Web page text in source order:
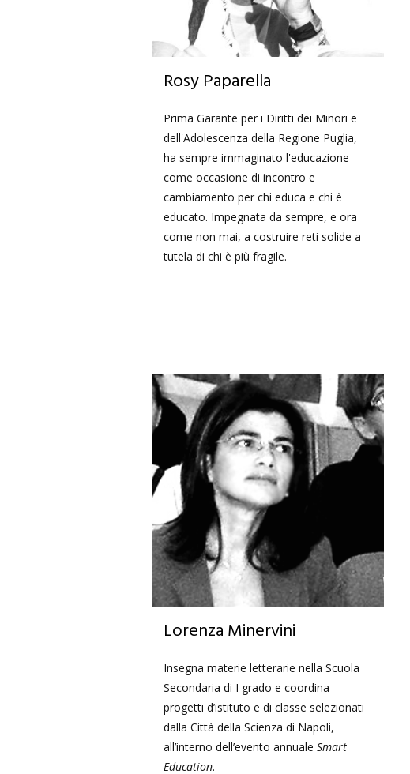
Rosy Paparella
Prima Garante per i Diritti dei Minori e
dell'Adolescenza della Regione Puglia,
ha sempre immaginato l'educazione
come occasione di incontro e
cambiamento per chi educa e chi è
educato. Impegnata da sempre, e ora
come non mai, a costruire reti solide a
tutela di chi è più fragile.
Lorenza Minervini
Insegna materie letterarie nella Scuola
Secondaria di I grado e coordina
progetti d’istituto e di classe selezionati
dalla Città della Scienza di Napoli,
all’interno dell’evento annuale Smart
Education.